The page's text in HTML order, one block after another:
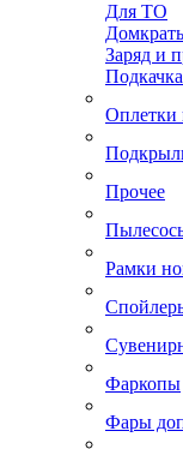
Для ТО
Заряд и
Оплетки
Прочее
Рамки
Фаркопы
Фары